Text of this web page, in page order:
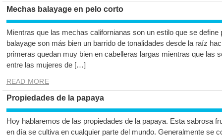
Mechas balayage en pelo corto
Mientras que las mechas californianas son un estilo que se define
balayage son más bien un barrido de tonalidades desde la raíz
primeras quedan muy bien en cabelleras largas mientras que las
entre las mujeres de […]
READ MORE
Propiedades de la papaya
Hoy hablaremos de las propiedades de la papaya. Esta sabrosa
en día se cultiva en cualquier parte del mundo. Generalmente se